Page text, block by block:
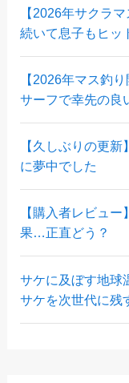
【2026年サクラ
続いて息子もヒッ
【2026年マス釣
サーフで幸先の良
【久しぶりの更
に夢中でした
【購入者レビュ
果…正直どう？
サケに及ぼす地球
サケを次世代に残